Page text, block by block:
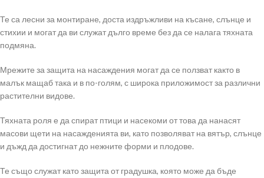
Те са лесни за монтиране, доста издръжливи на късане, слънце и
стихии и могат да ви служат дълго време без да се налага тяхната
подмяна.
Мрежите за защита на насаждения могат да се ползват както в
малък мащаб така и в по-голям, с широка приложимост за различни
растителни видове.
Тяхната роля е да спират птици и насекоми от това да нанасят
масови щети на насажденията ви, като позволяват на вятър, слънце
и дъжд да достигнат до нежните форми и плодове.
Те също служат като защита от градушка, която може да бъде